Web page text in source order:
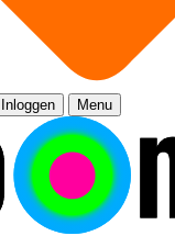
Inloggen Menu